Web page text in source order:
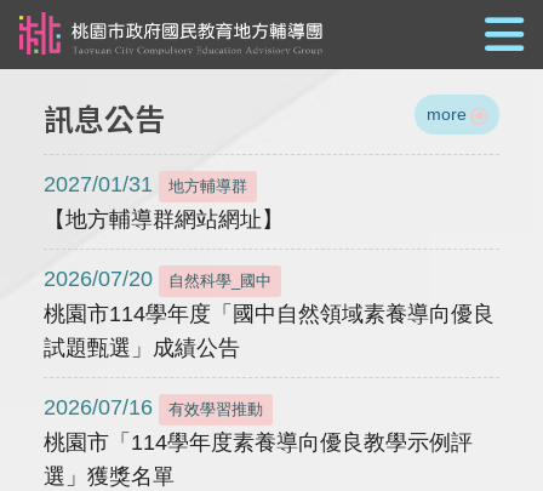
訊息公告 more
2027/01/31 地方輔導群
【地方輔導群網站網址】
2026/07/20 自然科學_國中
桃園市114學年度「國中自然領域素養導向優良
試題甄選」成績公告
2026/07/16 有效學習推動
桃園市「114學年度素養導向優良教學示例評
選」獲獎名單